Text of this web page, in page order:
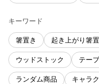
キーワード
箸置き 起き上がり箸
ウッドストック テー
ランダム商品 キャラ